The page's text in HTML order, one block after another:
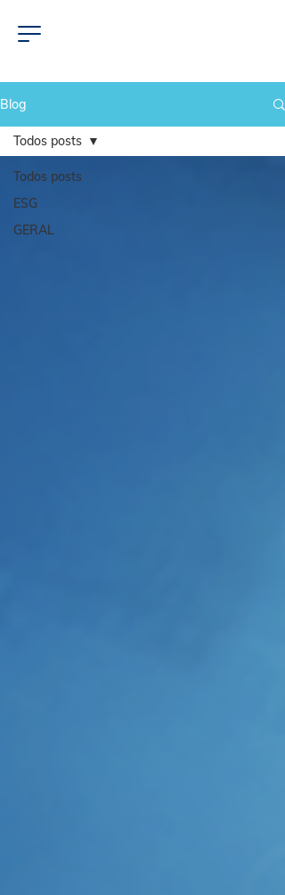
Blog
Todos posts
ESG
GERAL
Todos posts